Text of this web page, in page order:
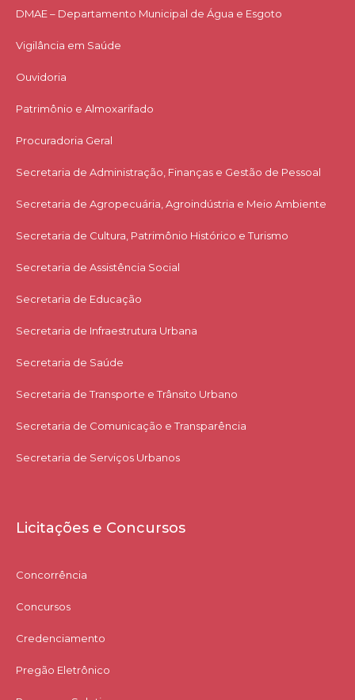
DMAE – Departamento Municipal de Água e Esgoto
Vigilância em Saúde
Ouvidoria
Patrimônio e Almoxarifado
Procuradoria Geral
Secretaria de Administração, Finanças e Gestão de Pessoal
Secretaria de Agropecuária, Agroindústria e Meio Ambiente
Secretaria de Cultura, Patrimônio Histórico e Turismo
Secretaria de Assistência Social
Secretaria de Educação
Secretaria de Infraestrutura Urbana
Secretaria de Saúde
Secretaria de Transporte e Trânsito Urbano
Secretaria de Comunicação e Transparência
Secretaria de Serviços Urbanos
Licitações e Concursos
Concorrência
Concursos
Credenciamento
Pregão Eletrônico